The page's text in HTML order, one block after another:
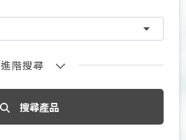
進階搜尋
搜尋產品